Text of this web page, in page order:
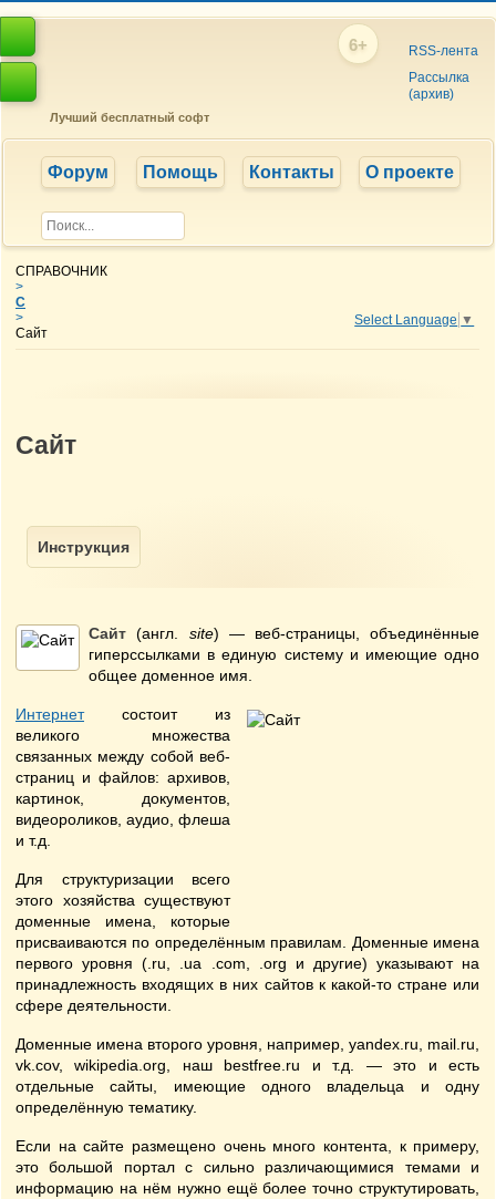
6+
RSS-лента
Рассылка
(архив)
Лучший бесплатный софт
Форум Помощь Контакты О проекте
СПРАВОЧНИК
>
С
>
Сайт
Select Language ▼
Сайт
Сайт (англ. site) — веб-страницы, объединённые
гиперссылками в единую систему и имеющие одно
общее доменное имя.
Интернетсостоит из
великого множества
связанных между собой веб-
страниц и файлов: архивов,
картинок, документов,
видеороликов, аудио, флеша
и т.д.
Для структуризации всего
этого хозяйства существуют
доменные имена, которые
присваиваются по определённым правилам. Доменные имена
первого уровня (.ru, .ua .com, .org и другие) указывают на
принадлежность входящих в них сайтов к какой-то стране или
сфере деятельности.
Доменные имена второго уровня, например, yandex.ru, mail.ru,
vk.cov, wikipedia.org, наш bestfree.ru и т.д. — это и есть
отдельные сайты, имеющие одного владельца и одну
определённую тематику.
Если на сайте размещено очень много контента, к примеру,
это большой портал с сильно различающимися темами и
информацию на нём нужно ещё более точно структутировать,